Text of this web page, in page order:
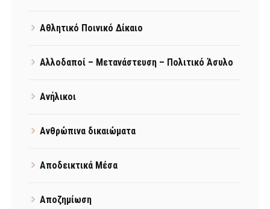
Αθλητικό Ποινικό Δίκαιο
Αλλοδαποί – Μετανάστευση – Πολιτικό Άσυλο
Ανήλικοι
Ανθρώπινα δικαιώματα
Αποδεικτικά Μέσα
Αποζημίωση